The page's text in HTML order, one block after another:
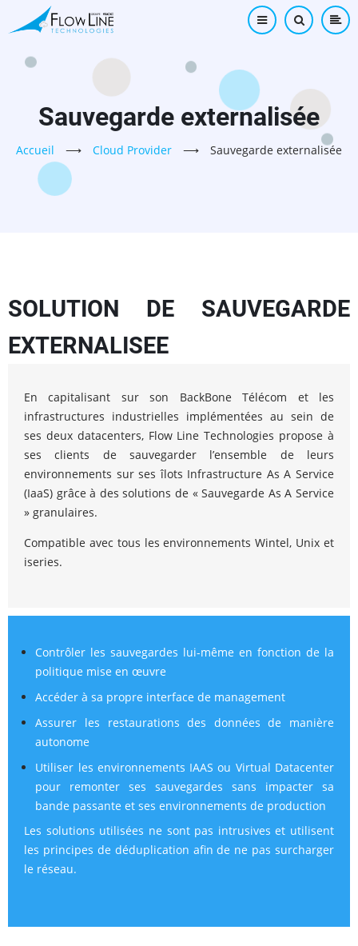
au
principal
Sauvegarde externalisée
Accueil ⟶ Cloud Provider ⟶ Sauvegarde externalisée
SOLUTION DE SAUVEGARDE
EXTERNALISEE
En capitalisant sur son BackBone Télécom et les
infrastructures industrielles implémentées au sein de
ses deux datacenters, Flow Line Technologies propose à
ses clients de sauvegarder l’ensemble de leurs
environnements sur ses îlots Infrastructure As A Service
(IaaS) grâce à des solutions de « Sauvegarde As A Service
» granulaires.
Compatible avec tous les environnements Wintel, Unix et
iseries.
Contrôler les sauvegardes lui-même en fonction de la
politique mise en œuvre
Accéder à sa propre interface de management
Assurer les restaurations des données de manière
autonome
Utiliser les environnements IAAS ou Virtual Datacenter
pour remonter ses sauvegardes sans impacter sa
bande passante et ses environnements de production
Les solutions utilisées ne sont pas intrusives et utilisent
les principes de déduplication afin de ne pas surcharger
le réseau.